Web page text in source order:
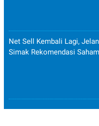
Net Sell Kembali Lagi,
Simak Rekomendasi